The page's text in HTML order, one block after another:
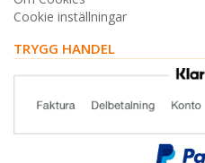
Cookie inställningar
TRYGG HANDEL